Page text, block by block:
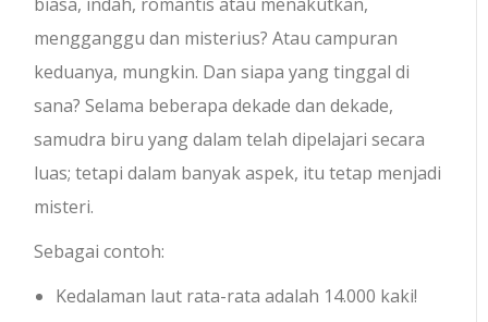
mengganggu dan misterius? Atau campuran
keduanya, mungkin. Dan siapa yang tinggal di
sana? Selama beberapa dekade dan dekade,
samudra biru yang dalam telah dipelajari secara
luas; tetapi dalam banyak aspek, itu tetap menjadi
misteri.
Sebagai contoh:
Kedalaman laut rata-rata adalah 14.000 kaki!